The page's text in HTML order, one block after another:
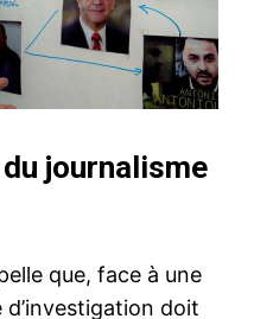
journalisme
que, face à une
doit